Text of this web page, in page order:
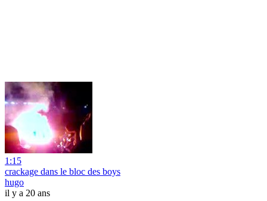
1:15
crackage dans le bloc des boys
hugo
il y a 20 ans